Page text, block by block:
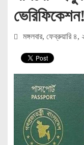
ভেরিফিকেশন!
মঙ্গলবার, ফেব্রুয়ারি ৪,